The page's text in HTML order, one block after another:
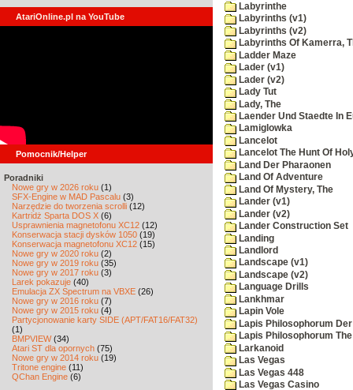
AtariOnline.pl na YouTube
Pomocnik/Helper
Poradniki
Nowe gry w 2026 roku (1)
SFX-Engine w MAD Pascalu (3)
Narzędzie do tworzenia scrolli (12)
Kartridż Sparta DOS X (6)
Usprawnienia magnetofonu XC12 (12)
Konserwacja stacji dysków 1050 (19)
Konserwacja magnetofonu XC12 (15)
Nowe gry w 2020 roku (2)
Nowe gry w 2019 roku (35)
Nowe gry w 2017 roku (3)
Larek pokazuje (40)
Emulacja ZX Spectrum na VBXE (26)
Nowe gry w 2016 roku (7)
Nowe gry w 2015 roku (4)
Partycjonowanie karty SIDE (APT/FAT16/FAT32)
(1)
BMPVIEW(34)
Atari ST dla opornych (75)
Nowe gry w 2014 roku (19)
Tritone engine (11)
QChan Engine (6)
Labyrinthe
Labyrinths (v1)
Labyrinths (v2)
Labyrinths Of Kamerra,
Ladder Maze
Lader (v1)
Lader (v2)
Lady Tut
Lady, The
Laender Und Staedte In
Lamiglowka
Lancelot
Lancelot The Hunt Of
Land Der Pharaonen
Land Of Adventure
Land Of Mystery, The
Lander (v1)
Lander (v2)
Lander Construction Set
Landing
Landlord
Landscape (v1)
Landscape (v2)
Language Drills
Lankhmar
Lapin Vole
Lapis Philosophorum
Lapis Philosophorum
Larkanoid
Las Vegas
Las Vegas 448
Las Vegas Casino